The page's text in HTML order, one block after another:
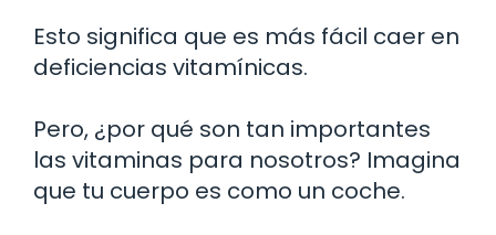
Esto significa que es más fácil caer en
deficiencias vitamínicas.
Pero, ¿por qué son tan importantes
las vitaminas para nosotros? Imagina
que tu cuerpo es como un coche.